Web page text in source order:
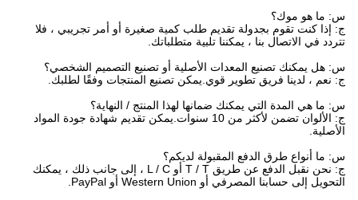
س: ما هو موك؟
ج: إذا كنت تقوم بجدولة تقديم طلب كمية صغيرة أو أمر تجريبي ، فلا
تتردد في الاتصال بنا ، يمكننا تلبية متطلباتك.
س: هل يمكنك تصنيع المعدات الأصلية أو تصنيع التصميم الشخصي؟
ج: نعم ، لدينا فريق تطوير قوي.يمكن تصنيع المنتجات وفقًا لطلبك.
س: ما هي المدة التي يمكنك ضمانها لهذا المنتج / النهاية؟
ج: الألوان تضمن لأكثر من 10 سنوات.يمكن تقديم شهادة جودة المواد
الأصلية.
س: ما أنواع طرق الدفع المقبولة لديكم؟
ج: نحن نقبل الدفع عن طريق T / T أو L / C ، إلى جانب ذلك ، يمكنك
التحويل إلى حسابنا المصرفي أو Western Union أو PayPal.